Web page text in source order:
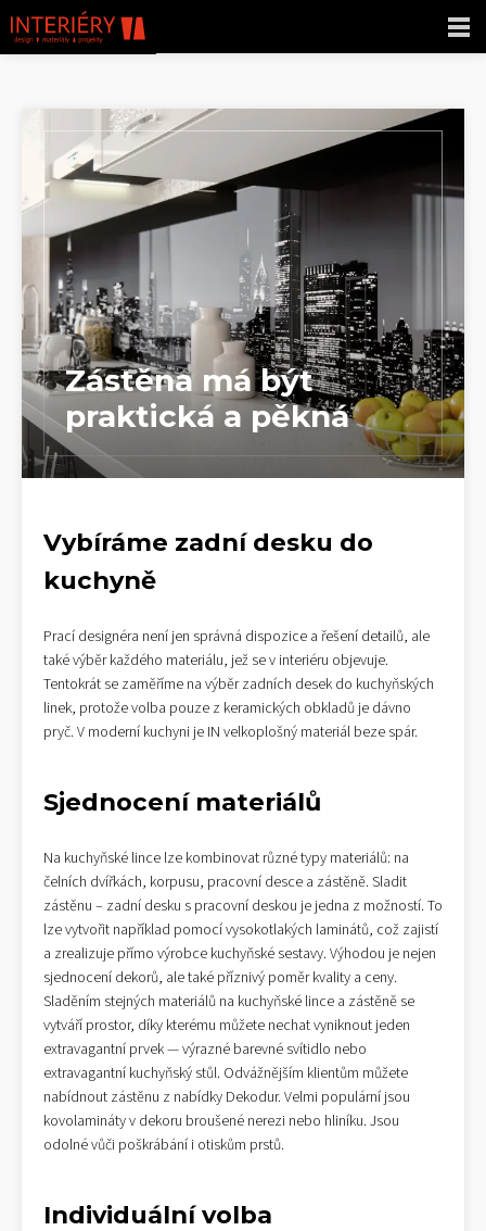
Zástěna má být
praktická a pěkná
Vybíráme zadní desku do
kuchyně
Prací designéra není jen správná dispozice a řešení detailů, ale
také výběr každého materiálu, jež se v interiéru objevuje.
Tentokrát se zaměříme na výběr zadních desek do kuchyňských
linek, protože volba pouze z keramických obkladů je dávno
pryč. V moderní kuchyni je IN velkoplošný materiál beze spár.
Sjednocení materiálů
Na kuchyňské lince lze kombinovat různé typy materiálů: na
čelních dvířkách, korpusu, pracovní desce a zástěně. Sladit
zástěnu – zadní desku s pracovní deskou je jedna z možností. To
lze vytvořit například pomocí vysokotlakých laminátů, což zajistí
a zrealizuje přímo výrobce kuchyňské sestavy. Výhodou je nejen
sjednocení dekorů, ale také příznivý poměr kvality a ceny.
Sladěním stejných materiálů na kuchyňské lince a zástěně se
vytváří prostor, díky kterému můžete nechat vyniknout jeden
extravagantní prvek — výrazné barevné svítidlo nebo
extravagantní kuchyňský stůl. Odvážnějším klientům můžete
nabídnout zástěnu z nabídky Dekodur. Velmi populární jsou
kovolamináty v dekoru broušené nerezi nebo hliníku. Jsou
odolné vůči poškrábání i otiskům prstů.
Individuální volba